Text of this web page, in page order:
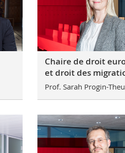
Chaire de droit
et droit des
Prof. Sarah Progin-